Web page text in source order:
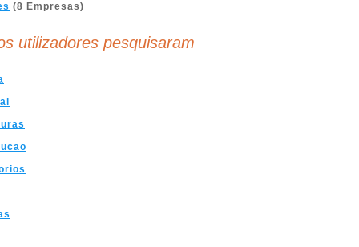
(8 Empresas)
utilizadores pesquisaram